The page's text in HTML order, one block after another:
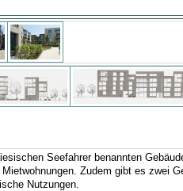
Seefahrer benannten
Zudem gibt es zwei
Nutzungen.